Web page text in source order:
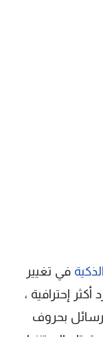
في تغيير
أكثر إحترافية ،
بحروف